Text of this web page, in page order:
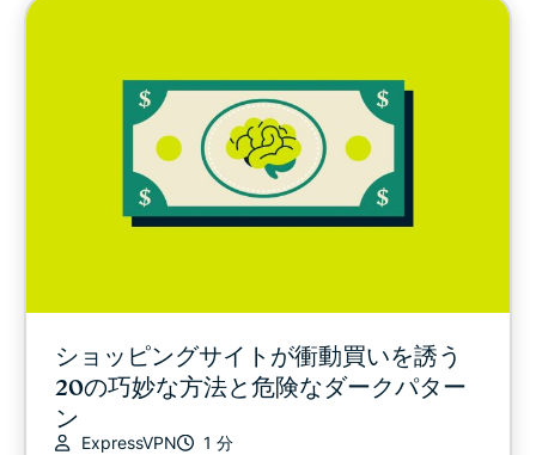
ショッピングサイトが衝動買いを誘う
20の巧妙な方法と危険なダークパター
ン
ExpressVPN 1 分